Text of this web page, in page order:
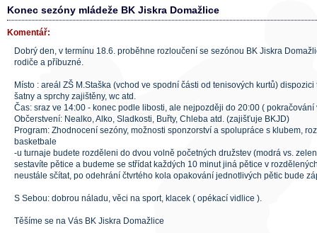
Konec sezóny mládeže BK Jiskra Domažlice
Komentář:
Dobrý den, v termínu 18.6. proběhne rozloučení se sezónou BK Jiskra
rodiče a příbuzné.
Místo : areál ZŠ M.Staška (vchod ve spodní části od tenisových kurtů)
šatny a sprchy zajištěny, wc atd.
Čas: sraz ve 14:00 - konec podle libosti, ale nejpozději do 20:00 ( pokračování
Občerstvení: Nealko, Alko, Sladkosti, Buřty, Chleba atd. (zajišťuje BKJD)
Program: Zhodnocení sezóny, možnosti sponzorství a spolupráce s klubem,
basketbale
-u turnaje budete rozděleni do dvou volně početných družstev (modrá vs.
sestavíte pětice a budeme se střídat každých 10 minut jiná pětice v
neustále sčítat, po odehrání čtvrtého kola opakování jednotlivých pětic bude
S Sebou: dobrou náladu, věci na sport, klacek ( opékací vidlice ).
Těšíme se na Vás BK Jiskra Domažlice